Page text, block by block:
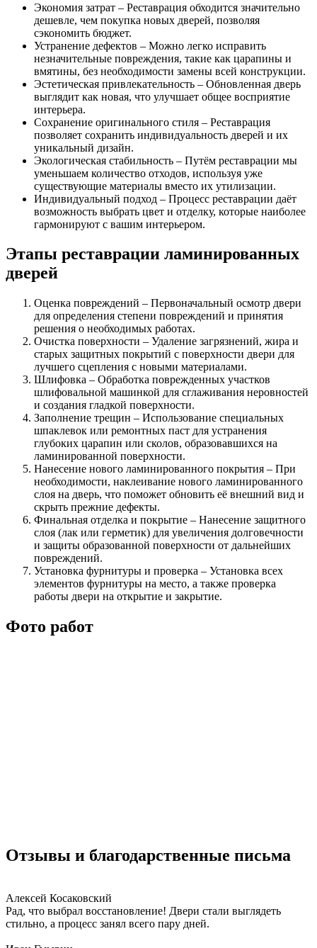
Экономия затрат – Реставрация обходится значительно
дешевле, чем покупка новых дверей, позволяя
сэкономить бюджет.
Устранение дефектов – Можно легко исправить
незначительные повреждения, такие как царапины и
вмятины, без необходимости замены всей конструкции.
Эстетическая привлекательность – Обновленная дверь
выглядит как новая, что улучшает общее восприятие
интерьера.
Сохранение оригинального стиля – Реставрация
позволяет сохранить индивидуальность дверей и их
уникальный дизайн.
Экологическая стабильность – Путём реставрации мы
уменьшаем количество отходов, используя уже
существующие материалы вместо их утилизации.
Индивидуальный подход – Процесс реставрации даёт
возможность выбрать цвет и отделку, которые наиболее
гармонируют с вашим интерьером.
Этапы реставрации ламинированных
дверей
Оценка повреждений – Первоначальный осмотр двери
для определения степени повреждений и принятия
решения о необходимых работах.
Очистка поверхности – Удаление загрязнений, жира и
старых защитных покрытий с поверхности двери для
лучшего сцепления с новыми материалами.
Шлифовка – Обработка поврежденных участков
шлифовальной машинкой для сглаживания неровностей
и создания гладкой поверхности.
Заполнение трещин – Использование специальных
шпаклевок или ремонтных паст для устранения
глубоких царапин или сколов, образовавшихся на
ламинированной поверхности.
Нанесение нового ламинированного покрытия – При
необходимости, наклеивание нового ламинированного
слоя на дверь, что поможет обновить её внешний вид и
скрыть прежние дефекты.
Финальная отделка и покрытие – Нанесение защитного
слоя (лак или герметик) для увеличения долговечности
и защиты образованной поверхности от дальнейших
повреждений.
Установка фурнитуры и проверка – Установка всех
элементов фурнитуры на место, а также проверка
работы двери на открытие и закрытие.
Фото работ
Отзывы и благодарственные письма
Алексей Косаковский
Рад, что выбрал восстановление! Двери стали выглядеть
стильно, а процесс занял всего пару дней.